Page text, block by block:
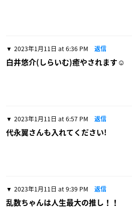
2023年1月11日 at 6:36 PM 返信
白井悠介(しらいむ)癒やされます☺️
2023年1月11日 at 6:57 PM 返信
代永翼さんも入れてください!
2023年1月11日 at 9:39 PM 返信
乱数ちゃんは人生最大の推し！！